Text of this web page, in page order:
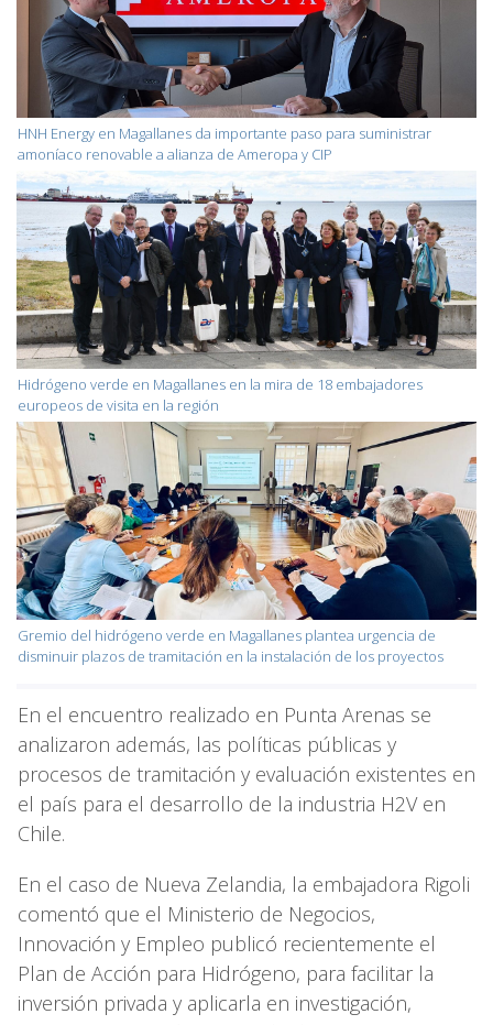
HNH Energy en Magallanes da importante paso para suministrar
amoníaco renovable a alianza de Ameropa y CIP
Hidrógeno verde en Magallanes en la mira de 18 embajadores
europeos de visita en la región
Gremio del hidrógeno verde en Magallanes plantea urgencia de
disminuir plazos de tramitación en la instalación de los proyectos
En el encuentro realizado en Punta Arenas se
analizaron además, las políticas públicas y
procesos de tramitación y evaluación existentes en
el país para el desarrollo de la industria H2V en
Chile.
En el caso de Nueva Zelandia, la embajadora Rigoli
comentó que el Ministerio de Negocios,
Innovación y Empleo publicó recientemente el
Plan de Acción para Hidrógeno, para facilitar la
inversión privada y aplicarla en investigación,